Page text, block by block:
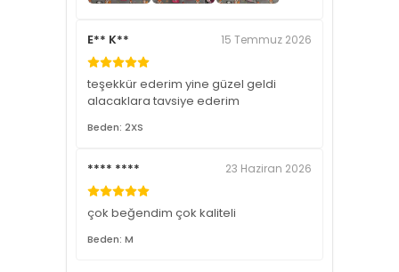
E** K** 15 Temmuz 2026
teşekkür ederim yine güzel geldi
alacaklara tavsiye ederim
Beden: 2XS
**** **** 23 Haziran 2026
çok beğendim çok kaliteli
Beden: M